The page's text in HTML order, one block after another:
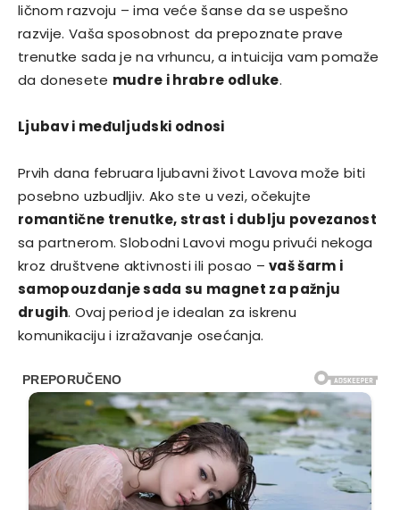
ličnom razvoju – ima veće šanse da se uspešno
razvije. Vaša sposobnost da prepoznate prave
trenutke sada je na vrhuncu, a intuicija vam pomaže
da donesete mudre i hrabre odluke.
Ljubav i međuljudski odnosi
Prvih dana februara ljubavni život Lavova može biti
posebno uzbudljiv. Ako ste u vezi, očekujte
romantične trenutke, strast i dublju povezanost
sa partnerom. Slobodni Lavovi mogu privući nekoga
kroz društvene aktivnosti ili posao –vaš šarm i
samopouzdanje sada su magnet za pažnju
drugih. Ovaj period je idealan za iskrenu
komunikaciju i izražavanje osećanja.